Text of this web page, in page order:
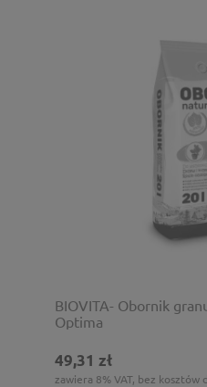
BIOVITA- Obornik
Optima
49,31 zł
zawiera 8% VAT, bez kosztów